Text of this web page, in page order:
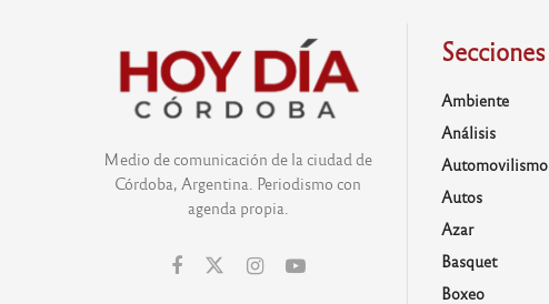
Medio de comunicación de la ciudad de
Córdoba, Argentina. Periodismo con
agenda propia.
Secciones
Ambiente
Análisis
Automovilismo
Autos
Azar
Basquet
Boxeo